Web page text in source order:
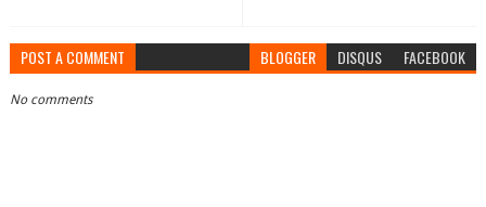
POST A COMMENT BLOGGER DISQUS FACEBOOK
No comments